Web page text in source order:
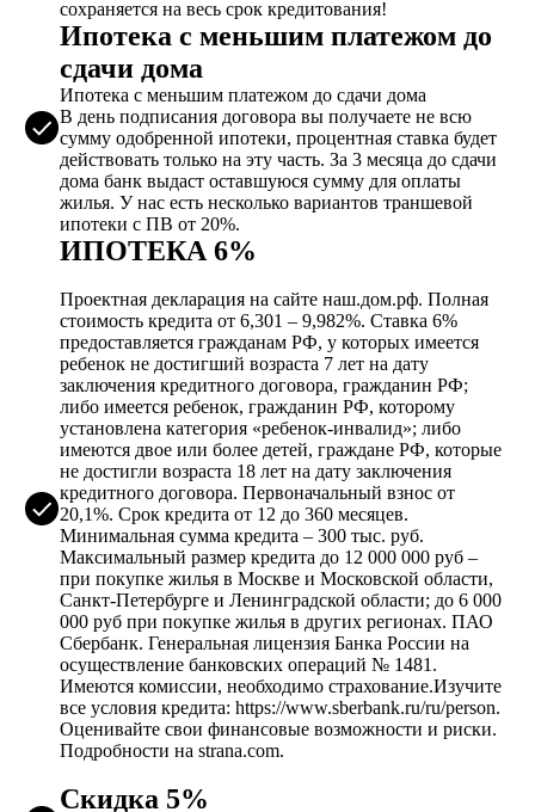
сохраняется на весь срок кредитования!
Ипотека с меньшим платежом до
сдачи дома
Ипотека с меньшим платежом до сдачи дома
В день подписания договора вы получаете не всю
сумму одобренной ипотеки, процентная ставка будет
действовать только на эту часть. За 3 месяца до сдачи
дома банк выдаст оставшуюся сумму для оплаты
жилья. У нас есть несколько вариантов траншевой
ипотеки с ПВ от 20%.
ИПОТЕКА 6%
Проектная декларация на сайте наш.дом.рф. Полная
стоимость кредита от 6,301 – 9,982%. Ставка 6%
предоставляется гражданам РФ, у которых имеется
ребенок не достигший возраста 7 лет на дату
заключения кредитного договора, гражданин РФ;
либо имеется ребенок, гражданин РФ, которому
установлена категория «ребенок-инвалид»; либо
имеются двое или более детей, граждане РФ, которые
не достигли возраста 18 лет на дату заключения
кредитного договора. Первоначальный взнос от
20,1%. Срок кредита от 12 до 360 месяцев.
Минимальная сумма кредита – 300 тыс. руб.
Максимальный размер кредита до 12 000 000 руб –
при покупке жилья в Москве и Московской области,
Санкт-Петербурге и Ленинградской области; до 6 000
000 руб при покупке жилья в других регионах. ПАО
Сбербанк. Генеральная лицензия Банка России на
осуществление банковских операций № 1481.
Имеются комиссии, необходимо страхование.Изучите
все условия кредита: https://www.sberbank.ru/ru/person.
Оценивайте свои финансовые возможности и риски.
Подробности на strana.com.
Скидка 5%